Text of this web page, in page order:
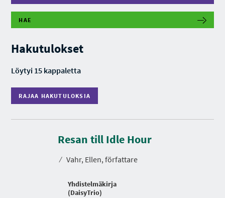
HAE
Hakutulokset
Löytyi 15 kappaletta
RAJAA HAKUTULOKSIA
R
A
A
U
T
U
O
Resan till Idle Hour
⁄ Vahr, Ellen, författare
Yhdistelmäkirja
(DaisyTrio)
e
s
o